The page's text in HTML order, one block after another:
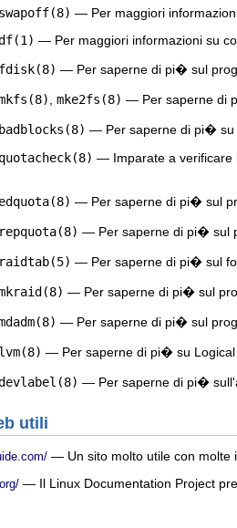
swapoff(8) — Per maggiori
— Per maggiori informazioni su
fdisk(8) — Per saperne di pi� sul
mke2fs(8) — Per saperne di
badblocks(8) — Per saperne di pi� su
quotacheck(8) — Imparate a verificare
edquota(8) — Per saperne di pi� sul
repquota(8) — Per saperne di pi� sul
raidtab(5) — Per saperne di pi� sul
— Per saperne di pi� sul
— Per saperne di pi� sul
lvm(8) — Per saperne di pi� su Logical
— Per saperne di pi�
utili
— Un sito molto utile con molte
— Il Linux Documentation Project